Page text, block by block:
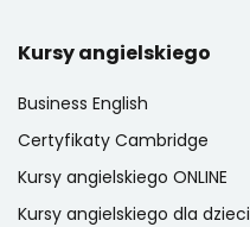
Kursy angielskiego
Business English
Certyfikaty Cambridge
Kursy angielskiego ONLINE
Kursy angielskiego dla dzieci